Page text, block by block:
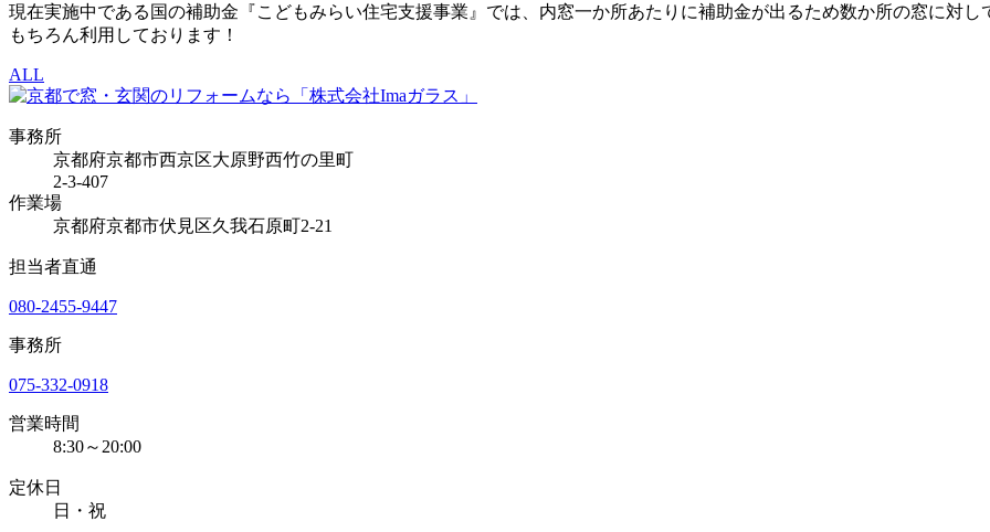
現在実施中である国の補助金『こどもみらい住宅支援事業』では、内窓一か所あたりに補助金が出るため数か所の窓に対
もちろん利用しております！
ALL
事務所
京都府京都市西京区大原野西竹の里町
2-3-407
作業場
京都府京都市伏見区久我石原町2-21
担当者直通
080-2455-9447
事務所
075-332-0918
営業時間
8:30～20:00
定休日
日・祝